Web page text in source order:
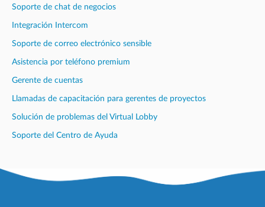
Soporte de chat de negocios
Integración Intercom
Soporte de correo electrónico sensible
Asistencia por teléfono premium
Gerente de cuentas
Llamadas de capacitación para gerentes de proyectos
Solución de problemas del Virtual Lobby
Soporte del Centro de Ayuda